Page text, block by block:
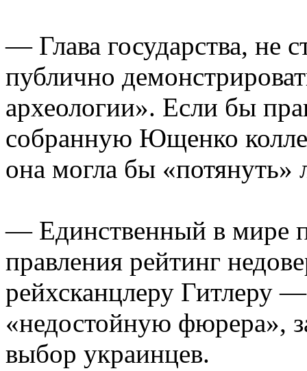
— Глава государства, не
публично
археологии». Если бы
собранную Ющенко
она могла бы «потянуть»
— Единственный в мире
правления рейтинг
рейхсканцлеру Гитлеру
«недостойную фюрера»,
выбор украинцев.